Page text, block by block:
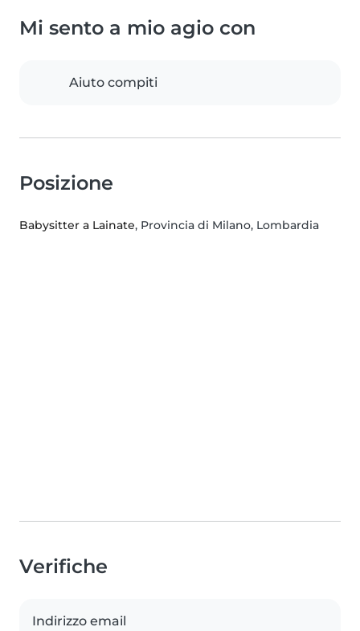
Mi sento a mio agio con
Aiuto compiti
Posizione
Babysitter a Lainate, Provincia di Milano, Lombardia
Verifiche
Indirizzo email